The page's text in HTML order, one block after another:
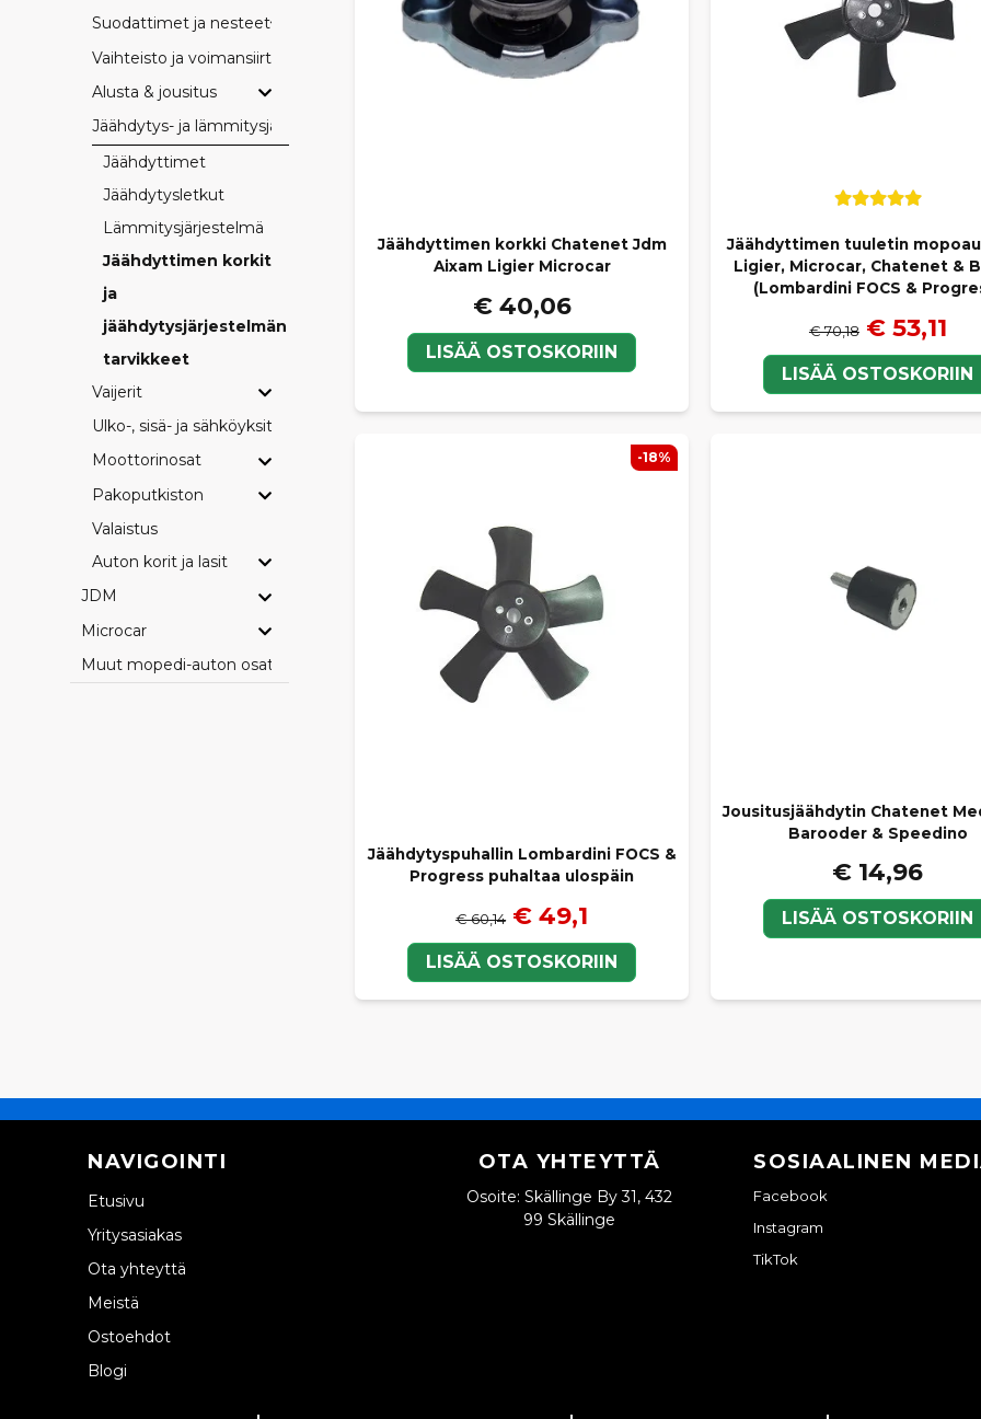
Suodattimet ja nesteet
Vaihteisto ja voimansiirto
Alusta & jousitus
Jäähdytys- ja lämmitysjärjestelmä
Jäähdyttimet
Jäähdytysletkut
Lämmitysjärjestelmä
Jäähdyttimen korkit
ja
jäähdytysjärjestelmän
tarvikkeet
Vaijerit
Ulko-, sisä- ja sähköyksityiskohdat
Moottorinosat
Pakoputkiston
Valaistus
Auton korit ja lasit
JDM
Microcar
Muut mopedi-auton osat
Jäähdyttimen korkki Chatenet Jdm
Aixam Ligier Microcar
€ 40,06
LISÄÄ OSTOSKORIIN
Jäähdyttimen tuuletin
Ligier, Microcar, Chatenet &
(Lombardini FOCS &
€ 70,18 € 53,11
LISÄÄ OSTOSKORIIN
Jäähdytyspuhallin Lombardini FOCS &
Progress puhaltaa ulospäin
€ 60,14 € 49,1
LISÄÄ OSTOSKORIIN
-18%
Jousitusjäähdytin Chatenet
Barooder & Speedino
€ 14,96
LISÄÄ OSTOSKORIIN
NAVIGOINTI
Etusivu
Yritysasiakas
Ota yhteyttä
Meistä
Ostoehdot
Blogi
OTA YHTEYTTÄ
Osoite: Skällinge By 31, 432
99 Skällinge
SOSIAALINEN
Facebook
Instagram
TikTok